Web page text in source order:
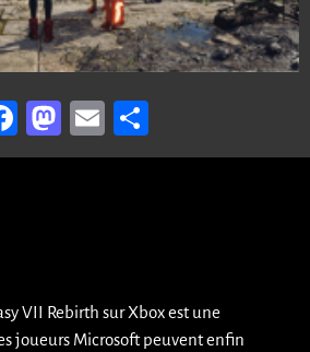
Facebook
Mastodon
Email
VII Rebirth sur Xbox est une
joueurs Microsoft peuvent enfin